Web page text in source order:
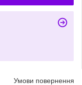
Умови повернення